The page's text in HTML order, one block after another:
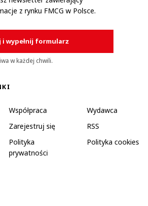
z rynku FMCG w Polsce.
i wypełnij formularz
w każdej chwili.
Współpraca
Wydawca
Zarejestruj się
RSS
Polityka
prywatności
Polityka cookies